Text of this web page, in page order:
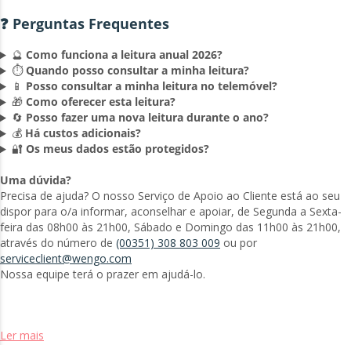
❓ Perguntas Frequentes
🔮 Como funciona a leitura anual 2026?
⏱️Quando posso consultar a minha leitura?
📱 Posso consultar a minha leitura no telemóvel?
🎁 Como oferecer esta leitura?
🔄 Posso fazer uma nova leitura durante o ano?
💰 Há custos adicionais?
🔐 Os meus dados estão protegidos?
Uma dúvida?
Precisa de ajuda? O nosso Serviço de Apoio ao Cliente está ao seu
dispor para o/a informar, aconselhar e apoiar, de Segunda a Sexta-
feira das 08h00 às 21h00, Sábado e Domingo das 11h00 às 21h00,
através do número de (00351) 308 803 009 ou por
serviceclient@wengo.com
Nossa equipe terá o prazer em ajudá-lo.
Ler mais